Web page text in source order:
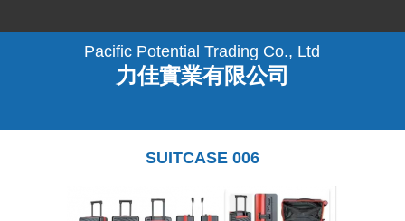
Pacific Potential Trading Co., Ltd
力佳實業有限公司
SUITCASE 006